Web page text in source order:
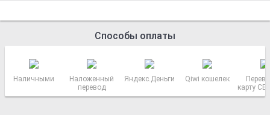
Способы оплаты
Наличными
Наложенный
перевод
Яндекс.Деньги Qiwi кошелек
карту